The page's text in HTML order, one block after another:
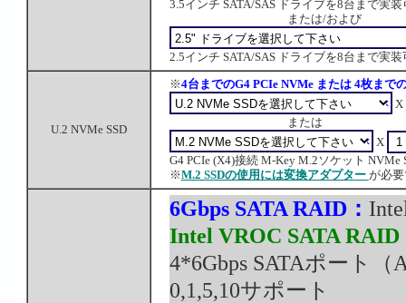
3.5インチ SATA/SAS ドライブを8台まで実装
または/および
2.5インチ SATA/SAS ドライブを8台まで実装
U.2 NVMe SSD
※4台までのG4 PCIe NVMe または 4枚まで
X
または
X
G4 PCIe (X4)接続 M-Key M.2ソケット NVMe
※M.2 SSDの使用には変換アダプター が必
6Gbps SATA RAID：
Intel VROC SATA RAID
4*6Gbps SATAポート（
0,1,5,10サポート